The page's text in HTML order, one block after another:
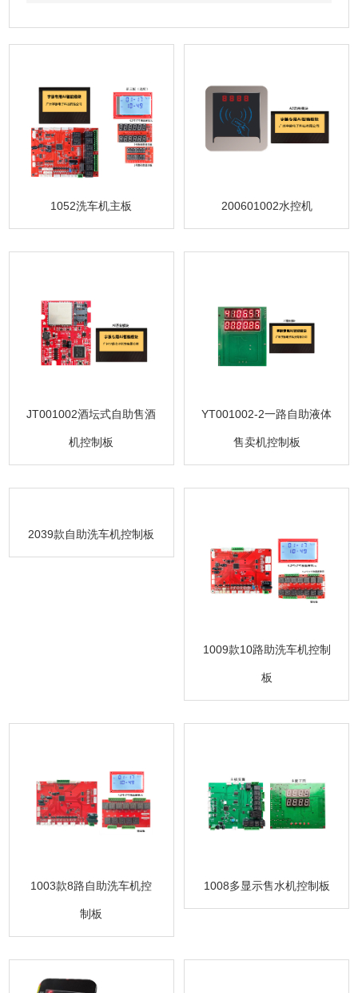
1052洗车机主板 200601002水控机
JT001002酒坛式自助售酒
机控制板
YT001002-2一路自助液体
售卖机控制板
2039款自助洗车机控制板
1009款10路助洗车机控制
板
1003款8路自助洗车机控
制板
1008多显示售水机控制板